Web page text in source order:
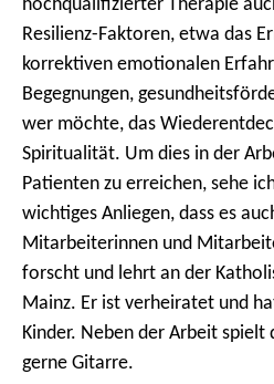
hochqualifizierter Therapie
Resilienz-Faktoren, etwa das
korrektiven emotionalen
Begegnungen,
wer möchte, das
Spiritualität. Um dies in der
Patienten zu erreichen, sehe
wichtiges Anliegen, dass es
Mitarbeiterinnen und
forscht und lehrt an der
Mainz. Er ist verheiratet und
Kinder. Neben der Arbeit spielt
gerne Gitarre.